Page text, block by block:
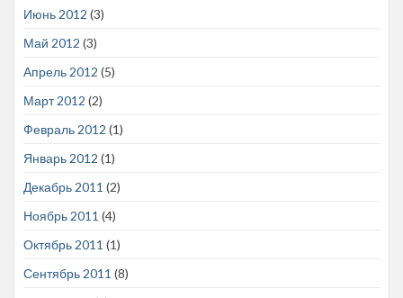
Июнь 2012 (3)
Май 2012 (3)
Апрель 2012 (5)
Март 2012 (2)
Февраль 2012 (1)
Январь 2012 (1)
Декабрь 2011 (2)
Ноябрь 2011 (4)
Октябрь 2011 (1)
Сентябрь 2011 (8)